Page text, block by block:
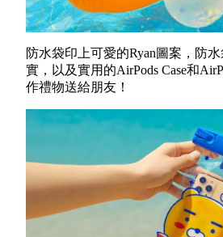
防水袋印上可愛的Ryan圖案，防
實，以及實用的AirPods Case和
作禮物送給朋友！